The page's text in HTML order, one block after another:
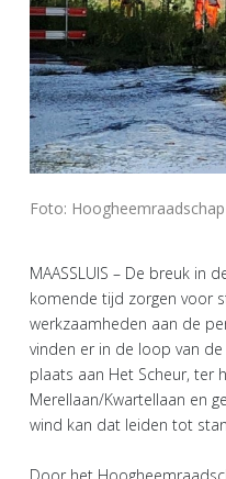
Foto:
MAASSLUIS – De breuk in
komende tijd zorgen voor
werkzaamheden aan de
vinden er in de loop van
plaats aan Het Scheur, ter
Merellaan/Kwartellaan en
wind kan dat leiden tot